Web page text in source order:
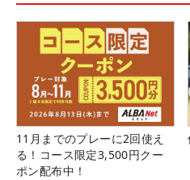
11月までのプレーに2回使え
る！コース限定3,500円クー
ポン配布中！